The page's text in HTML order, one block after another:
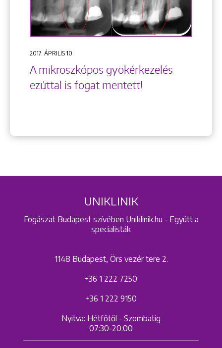
2017. ÁPRILIS 10.
A mikroszkópos gyökérkezelés
ezúttal is fogat mentett!
UNIKLINIK
Fogászat Budapest szívében Uniklinik.hu - Együtt a
specialisták
1148 Budapest, Örs vezér tere 2.
+36 1 222 7250
+36 1 222 9150
Nyitva: Hétfőtől - Szombatig
07:30-20:00